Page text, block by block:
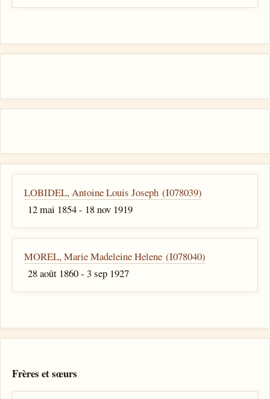
LOBIDEL, Antoine Louis Joseph (I078039)
12 mai 1854 - 18 nov 1919
MOREL, Marie Madeleine Helene (I078040)
28 août 1860 - 3 sep 1927
Frères et sœurs